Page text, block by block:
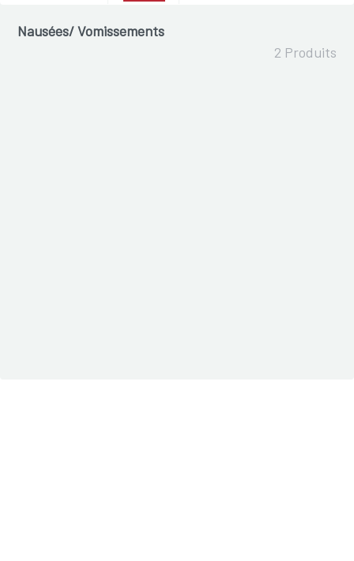
Nausées/ Vomissements
2 Produits